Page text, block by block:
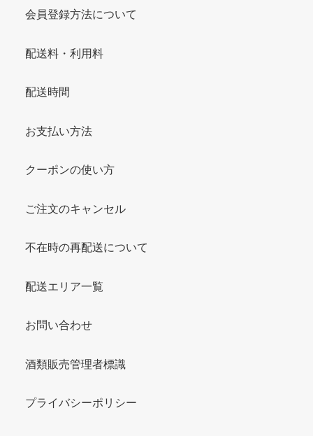
会員登録方法について
配送料・利用料
配送時間
お支払い方法
クーポンの使い方
ご注文のキャンセル
不在時の再配送について
配送エリア一覧
お問い合わせ
酒類販売管理者標識
プライバシーポリシー